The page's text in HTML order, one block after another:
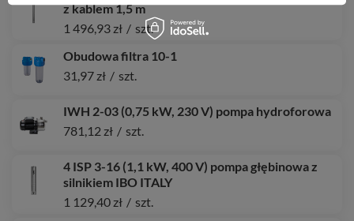
z kablem 1,5 m
1 496,93 zł / szt.
Obudowa filtra 10-1
31,97 zł / szt.
IWH 2-03 (0,75 kW, 230 V) pompa hydroforowa
781,12 zł / szt.
4 ISP 3-16 (1,1 kW, 400 V) pompa głębinowa z
silnikiem IBO ITALY
1 129,40 zł / szt.